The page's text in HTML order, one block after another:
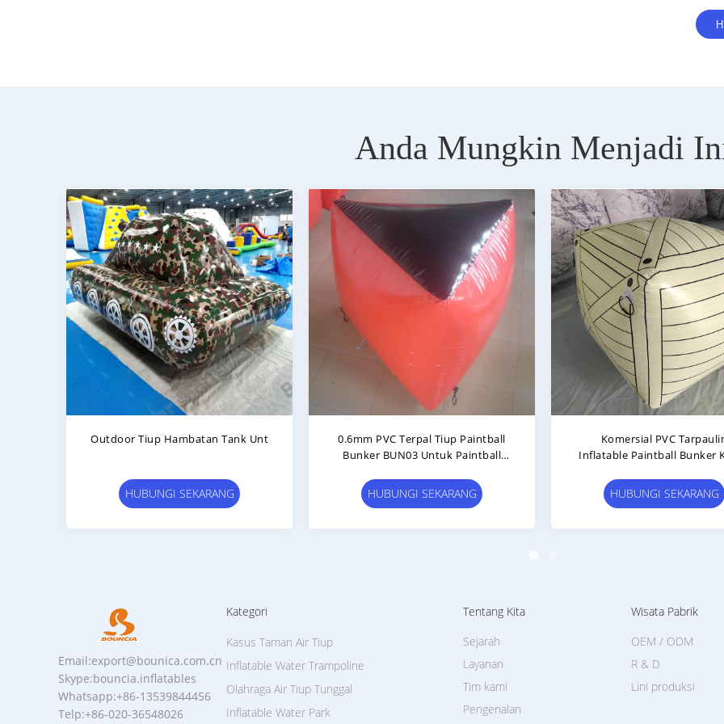
Anda Mungkin Menjadi
0.6MM PVC Inflatable Paintball
HUBUNGI SEKARANG
0.9mm Inflatable Paintball Bunker
Inflatable Cannon
HUBUNGI SEKARANG
PVC Tarpaulin Mossy
Paintball Bunkers For
HUBUNGI SEKARANG
Email:export@bounica.com.cn
Skype:bouncia.inflatables
Whatsapp:+86-13539844456
Telp:+86-020-36548026
Kategori
Inflatable Water Park
Kasus Taman Air Tiup
Inflatable Water Trampoline
Olahraga Air Tiup Tunggal
Tentang Kita
Pengenalan
Sejarah
Layanan
Tim kami
Wisata Pabrik
Lini produksi
OEM / ODM
R & D